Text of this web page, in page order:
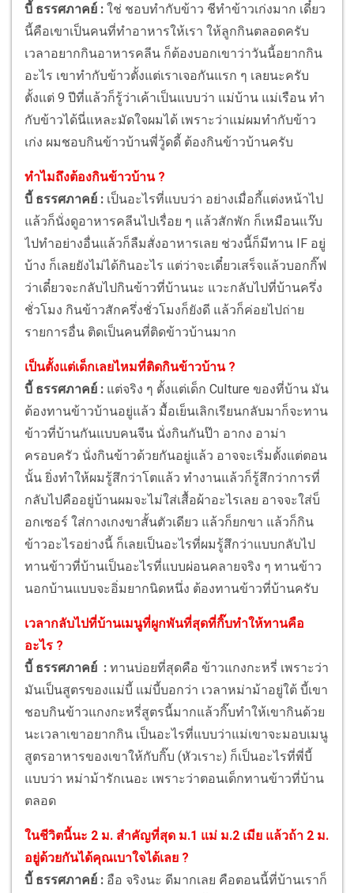
บี้ ธรรศภาคย์ : ใช่ ชอบทำกับข้าว ชีทำข้าวเก่งมาก เดี๋ยว
นี้คือเขาเป็นคนที่ทำอาหารให้เรา ให้ลูกกินตลอดครับ
เวลาอยากกินอาหารคลีน ก็ต้องบอกเขาว่าวันนี้อยากกิน
อะไร เขาทำกับข้าวตั้งแต่เราเจอกันแรก ๆ เลยนะครับ
ตั้งแต่ 9 ปีที่แล้วก็รู้ว่าเค้าเป็นแบบว่า แม่บ้าน แม่เรือน ทำ
กับข้าวได้นี่แหละมัดใจผมได้ เพราะว่าแม่ผมทำกับข้าว
เก่ง ผมชอบกินข้าวบ้านพี่วู้ดดี้ ต้องกินข้าวบ้านครับ
ทำไมถึงต้องกินข้าวบ้าน ?
บี้ ธรรศภาคย์ : เป็นอะไรที่แบบว่า อย่างเมื่อกี้แต่งหน้าไป
แล้วก็นั่งดูอาหารคลีนไปเรื่อย ๆ แล้วสักพัก ก็เหมือนแว๊บ
ไปทำอย่างอื่นแล้วก็ลืมสั่งอาหารเลย ช่วงนี้ก็มีทาน IF อยู่
บ้าง ก็เลยยังไม่ได้กินอะไร แต่ว่าจะเดี๋ยวเสร็จแล้วบอกกิ๊ฟ
ว่าเดี๋ยวจะกลับไปกินข้าวที่บ้านนะ แวะกลับไปที่บ้านครึ่ง
ชั่วโมง กินข้าวสักครึ่งชั่วโมงก็ยังดี แล้วก็ค่อยไปถ่าย
รายการอื่น ติดเป็นคนที่ติดข้าวบ้านมาก
เป็นตั้งแต่เด็กเลยไหมที่ติดกินข้าวบ้าน ?
บี้ ธรรศภาคย์ : แต่จริง ๆ ตั้งแต่เด็ก Culture ของที่บ้าน มัน
ต้องทานข้าวบ้านอยู่แล้ว มื้อเย็นเลิกเรียนกลับมาก็จะทาน
ข้าวที่บ้านกันแบบคนจีน นั่งกินกันป๊า อากง อาม่า
ครอบครัว นั่งกินข้าวด้วยกันอยู่แล้ว อาจจะเริ่มตั้งแต่ตอน
นั้น ยิ่งทำให้ผมรู้สึกว่าโตแล้ว ทำงานแล้วก็รู้สึกว่าการที่
กลับไปคืออยู่บ้านผมจะไม่ใส่เสื้อผ้าอะไรเลย อาจจะใส่บ็
อกเซอร์ ใส่กางเกงขาสั้นตัวเดียว แล้วก็ยกขา แล้วก็กิน
ข้าวอะไรอย่างนี้ ก็เลยเป็นอะไรที่ผมรู้สึกว่าแบบกลับไป
ทานข้าวที่บ้านเป็นอะไรที่แบบผ่อนคลายจริง ๆ ทานข้าว
นอกบ้านแบบจะอิ่มยากนิดหนึ่ง ต้องทานข้าวที่บ้านครับ
เวลากลับไปที่บ้านเมนูที่ผูกพันที่สุดที่กิ๊บทำให้ทานคือ
อะไร ?
บี้ ธรรศภาคย์ : ทานบ่อยที่สุดคือ ข้าวแกงกะหรี่ เพราะว่า
มันเป็นสูตรของแม่บี้ แม่บี้บอกว่า เวลาหม่าม้าอยู่ใต้ บี้เขา
ชอบกินข้าวแกงกะหรี่สูตรนี้มากแล้วกิ๊บทำให้เขากินด้วย
นะเวลาเขาอยากกิน เป็นอะไรที่แบบว่าแม่เขาจะมอบเมนู
สูตรอาหารของเขาให้กับกิ๊บ (หัวเราะ) ก็เป็นอะไรที่พี่บี้
แบบว่า หม่าม้ารักเนอะ เพราะว่าตอนเด็กทานข้าวที่บ้าน
ตลอด
ในชีวิตนี้นะ 2 ม. สำคัญที่สุด ม.1 แม่ ม.2 เมีย แล้วถ้า 2 ม.
อยู่ด้วยกันได้คุณเบาใจได้เลย ?
บี้ ธรรศภาคย์ : อือ จริงนะ ดีมากเลย คือตอนนี้ที่บ้านเราก็